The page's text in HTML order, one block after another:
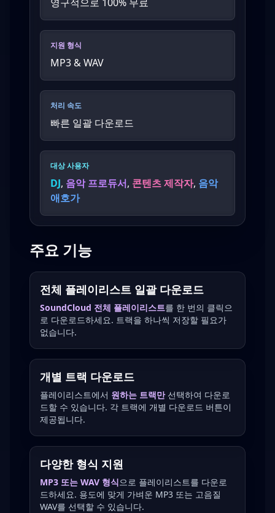
지원 형식
MP3 & WAV
처리 속도
빠른 일괄 다운로드
대상 사용자
DJ, 음악 프로듀서, 콘텐츠 제작자, 음악
애호가
주요 기능
전체 플레이리스트 일괄 다운로드
SoundCloud 전체 플레이리스트를 한 번의 클릭으
로 다운로드하세요. 트랙을 하나씩 저장할 필요가
없습니다.
개별 트랙 다운로드
플레이리스트에서 원하는 트랙만선택하여 다운로
드할 수 있습니다. 각 트랙에 개별 다운로드 버튼이
제공됩니다.
다양한 형식 지원
MP3 또는 WAV 형식으로 플레이리스트를 다운로
드하세요. 용도에 맞게 가벼운 MP3 또는 고음질
WAV를 선택할 수 있습니다.